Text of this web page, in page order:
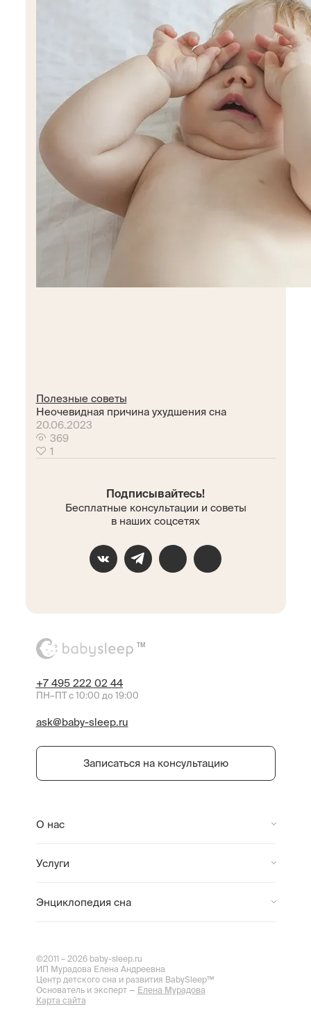
Полезные советы
Неочевидная причина ухудшения сна
20.06.2023
369
1
Подписывайтесь!
Бесплатные консультации и советы
в наших соцсетях
TM
+7 495 222 02 44
ПН–ПТ с 10:00 до 19:00
ask@baby-sleep.ru
Записаться на консультацию
О нас
Услуги
Энциклопедия сна
©2011 – 2026 baby-sleep.ru
ИП Мурадова Елена Андреевна
Центр детского сна и развития BabySleep™
Основатель и эксперт — Елена Мурадова
Карта сайта